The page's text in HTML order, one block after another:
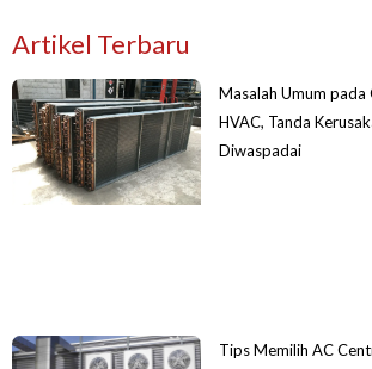
Artikel Terbaru
Masalah Umum
HVAC, Tanda
Diwaspadai
Tips Memilih AC